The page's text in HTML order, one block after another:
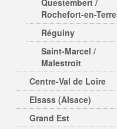
Questembert /
Rochefort-en-Terre
Réguiny
Saint-Marcel /
Malestroit
Centre-Val de Loire
Elsass (Alsace)
Grand Est